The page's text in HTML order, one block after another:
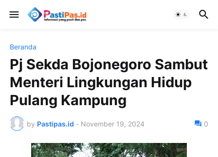
Beranda
Pj Sekda Bojonegoro Sambut
Menteri Lingkungan Hidup
Pulang Kampung
by Pastipas.id - November 19, 2024 0